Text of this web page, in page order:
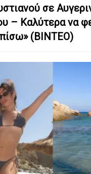
σε
– Καλύτερα να
(ΒΙΝΤΕΟ)